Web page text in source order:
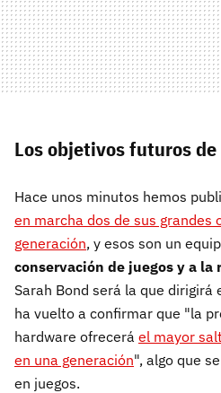
Los objetivos futuros de
Hace unos minutos hemos
en marcha dos de sus grandes
generación, y esos son un
conservación de juegos y a
Sarah Bond será la que
ha vuelto a confirmar que "la
hardware ofrecerá el mayor
en una generación", algo que
en juegos.